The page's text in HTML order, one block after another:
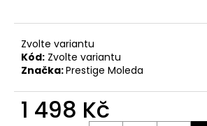
Zvolte variantu
Kód: Zvolte variantu
Značka:Prestige Moleda
1 498 Kč
D
o
p
o
r
u